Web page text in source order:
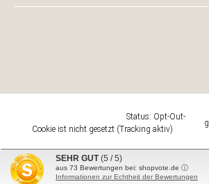
Status: Opt-Out-
Cookie ist nicht gesetzt (Tracking aktiv)
Design & Umsetzung
Powered byJTL-Shop
SEHR GUT (5 / 5)
aus 73 Bewertungen bei: shopvote.de ⓘ
Informationen zur Echtheit der Bewertungen